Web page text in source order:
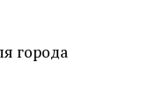
города